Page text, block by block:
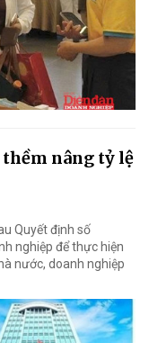
nâng tỷ lệ
Quyết định số
nghiệp để thực hiện
nước, doanh nghiệp